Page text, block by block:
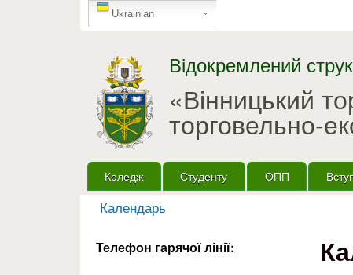
GTranslate
Ukrainian
Відокремлений
«Вінницький
торговельно-
Головне меню
Коледж Студенту ОПП
Ви є тут
Календарь
Телефон гарячої лінії: